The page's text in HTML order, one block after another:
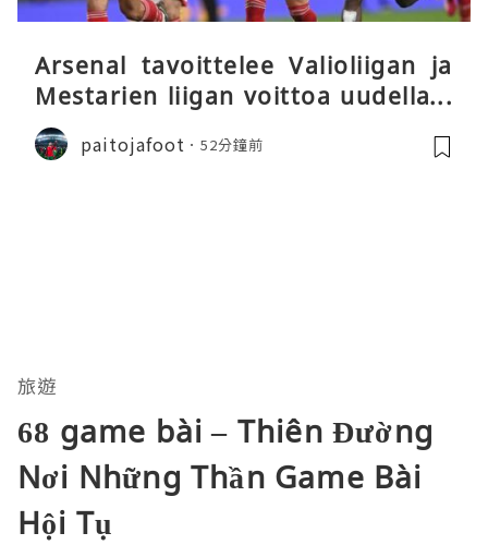
Arsenal tavoittelee Valioliigan ja
Mestarien liigan voittoa uudella k
audella
paitojafoot 52分鐘前
旅遊
68 game bài – Thiên Đường
Nơi Những Thần Game Bài
Hội Tụ